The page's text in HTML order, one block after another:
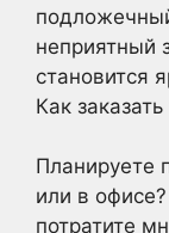
неприятный
становится
Как
Планируете
или в
потратите